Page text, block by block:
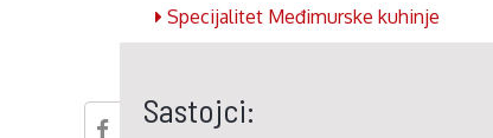
KOPRIVNIČKO-KRIŽEVAČKA ŽUPANIJA
VIROVITIČKO-PODRAVSKA ŽUPANIJA
SALATA
Specijalitet Međimurske kuhinje
Sastojci: